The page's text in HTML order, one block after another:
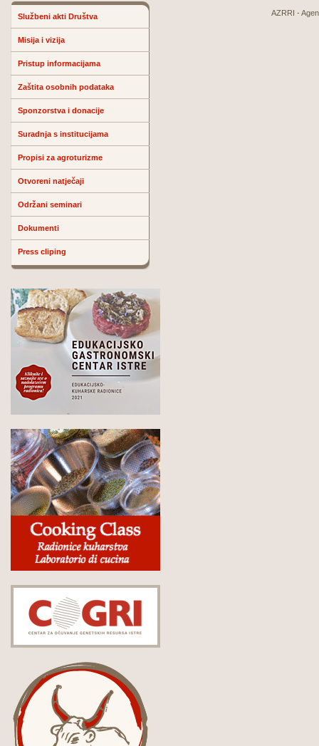
Službeni akti Društva
Misija i vizija
Pristup informacijama
Zaštita osobnih podataka
Sponzorstva i donacije
Suradnja s institucijama
Propisi za agroturizme
Otvoreni natječaji
Održani seminari
Dokumenti
Press cliping
AZRRI -